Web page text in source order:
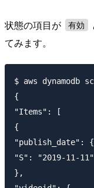
状態の項目が 有効
てみます。
$ aws
{
"Items": [
{
"publish_date": {
"S": "2019-11-11"
},